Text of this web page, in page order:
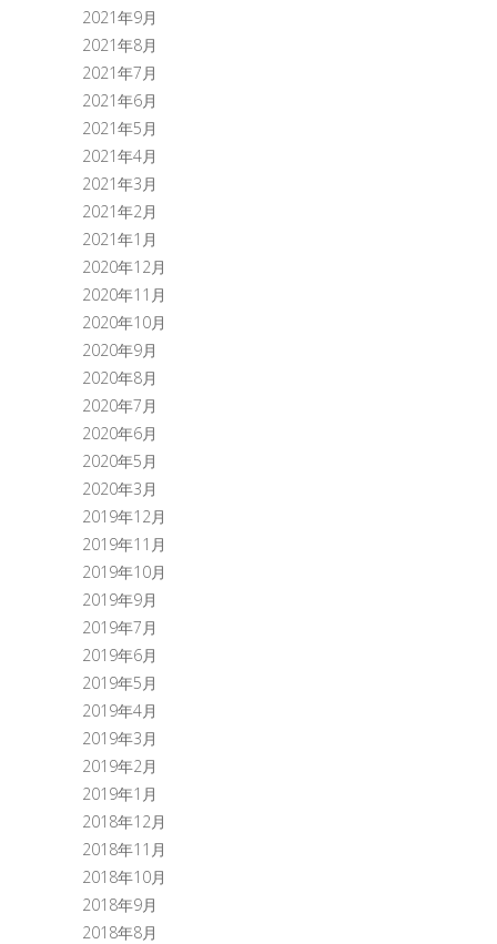
2021年9月
2021年8月
2021年7月
2021年6月
2021年5月
2021年4月
2021年3月
2021年2月
2021年1月
2020年12月
2020年11月
2020年10月
2020年9月
2020年8月
2020年7月
2020年6月
2020年5月
2020年3月
2019年12月
2019年11月
2019年10月
2019年9月
2019年7月
2019年6月
2019年5月
2019年4月
2019年3月
2019年2月
2019年1月
2018年12月
2018年11月
2018年10月
2018年9月
2018年8月